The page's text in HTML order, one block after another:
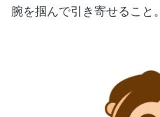
腕を掴んで引き寄せること。